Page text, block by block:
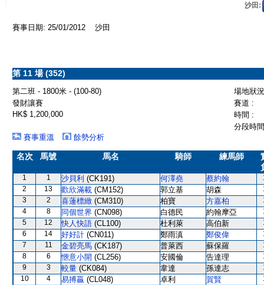
沙田:
賽事日期: 25/01/2012 沙田
第 11 場 (352)
第二班 - 1800米 - (100-80)
場地狀
發財讓賽
賽道 :
HK$ 1,200,000
時間 :
分段時
賽事重溫
餘勢分析
名次 馬號 馬名 騎師 練馬師
1 1 沙貝利 (CK191) 何澤堯 蔡約翰
2
13 歡欣滿載 (CM152) 郭立基 胡森
3
2 喜蓮標緻 (CM310) 柏寶 方嘉柏
4
8 同個世界 (CN098) 白德民 約翰摩亞
5
12 快人快語 (CL100) 杜利萊 高伯新
6
14 好好計 (CN011) 鄭雨滇 鄭俊偉
7
11 金碧亮馬 (CK187) 普萊西 蘇保羅
8
6 愜意小開 (CL256) 安國倫 告達理
9
3 較量 (CK084) 韋達 孫達志
10
4 易搏贏 (CL048) 卓利 賀賢